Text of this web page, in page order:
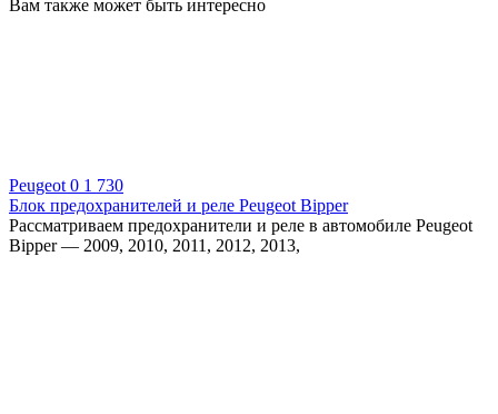
Вам также может быть интересно
Peugeot 0 1 730
Блок предохранителей и реле Peugeot Bipper
Рассматриваем предохранители и реле в автомобиле Peugeot
Bipper — 2009, 2010, 2011, 2012, 2013,